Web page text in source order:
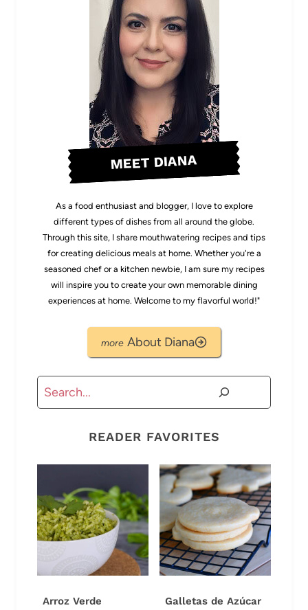
MEET DIANA
As a food enthusiast and blogger, I love to explore
different types of dishes from all around the globe.
Through this site, I share mouthwatering recipes and tips
for creating delicious meals at home. Whether you're a
seasoned chef or a kitchen newbie, I am sure my recipes
will inspire you to create your own memorable dining
experiences at home. Welcome to my flavorful world!"
About Diana
Buscar
READER FAVORITES
Arroz Verde Galletas de Azúcar